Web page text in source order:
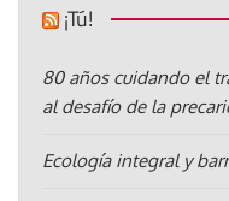
¡Tú!
80 años cuidando el
al desafío de la
Ecología integral y